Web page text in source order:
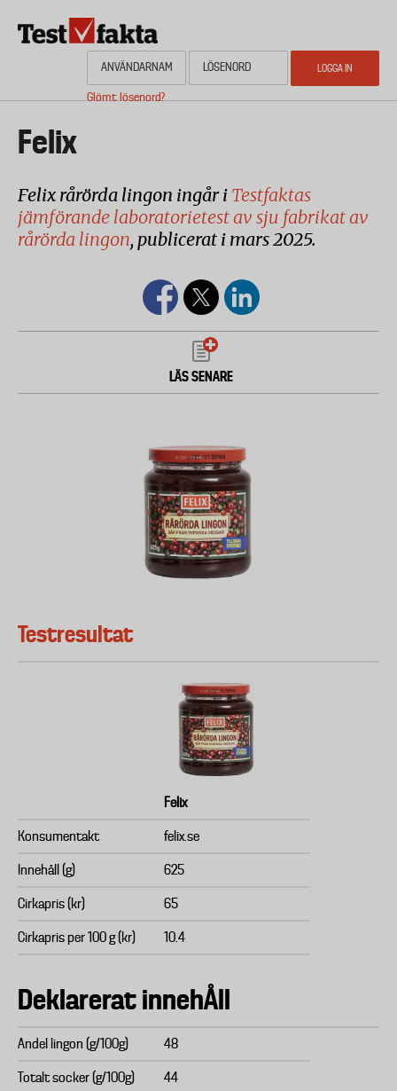
Glömt lösenord?
Media
Felix
Felix rårörda lingon ingår i Testfaktas
jämförande laboratorietest av sju fabrikat av
rårörda lingon, publicerat i mars 2025.
LÄS SENARE
Testresultat
Felix
Konsumentakt felix.se
Innehåll (g) 625
Cirkapris (kr) 65
Cirkapris per 100 g (kr) 10.4
Deklarerat innehÅll
Andel lingon (g/100g) 48
Totalt socker (g/100g) 44